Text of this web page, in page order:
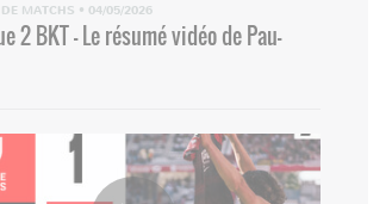
MATCHS • 04/05/2026
2 BKT - Le résumé vidéo de Pau-